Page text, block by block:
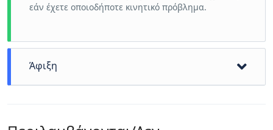
εάν έχετε οποιοδήποτε κινητικό πρόβλημα.
Άφιξη
Ελπίζουμε να σας ξαναδούμε !